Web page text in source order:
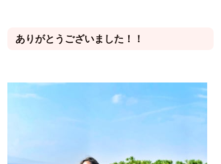
ありがとうございました！！